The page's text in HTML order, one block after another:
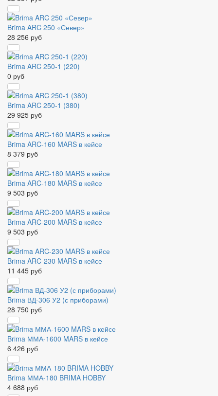
Brima ARC 250 «Север»
28 256 руб
Brima ARC 250-1 (220)
0 руб
Brima ARC 250-1 (380)
29 925 руб
Brima ARC-160 MARS в кейсе
8 379 руб
Brima ARC-180 MARS в кейсе
9 503 руб
Brima ARC-200 MARS в кейсе
9 503 руб
Brima ARC-230 MARS в кейсе
11 445 руб
Brima ВД-306 У2 (с приборами)
28 750 руб
Brima ММА-1600 MARS в кейсе
6 426 руб
Brima ММА-180 BRIMA HOBBY
4 688 руб